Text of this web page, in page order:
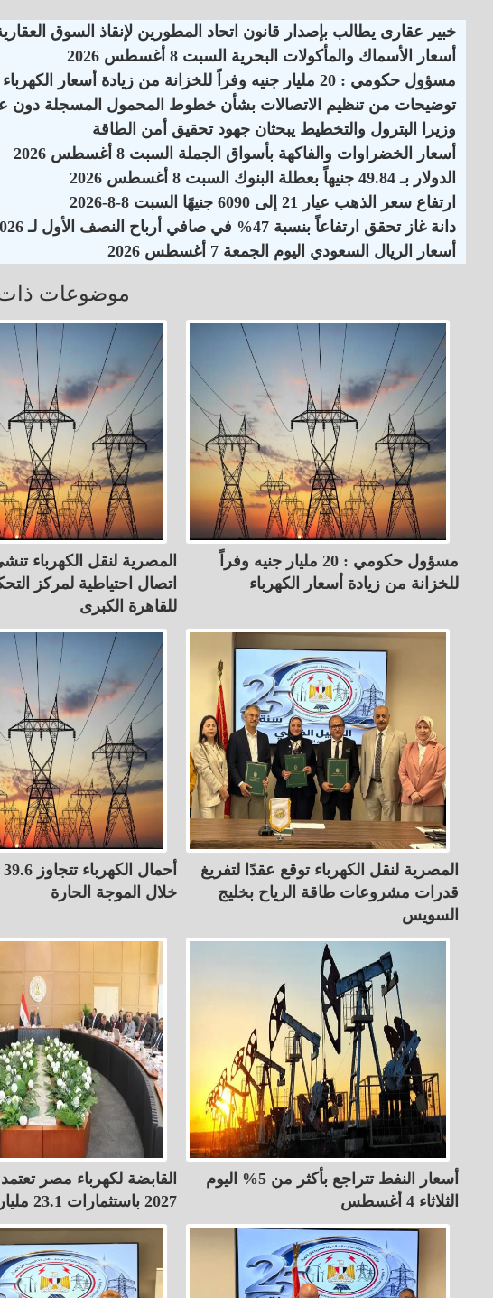
خبير عقارى يطالب بإصدار قانون اتحاد المطورين لإنقاذ السوق
أسعار الأسماك والمأكولات البحرية السبت 8 أغسطس 2026
مسؤول حكومي : 20 مليار جنيه وفراً للخزانة من زيادة أسعار الكهرباء
توضيحات من تنظيم الاتصالات بشأن خطوط المحمول المسجلة دون
وزيرا البترول والتخطيط يبحثان جهود تحقيق أمن الطاقة
أسعار الخضراوات والفاكهة بأسواق الجملة السبت 8 أغسطس 2026
الدولار بـ 49.84 جنيهاً بعطلة البنوك السبت 8 أغسطس 2026
ارتفاع سعر الذهب عيار 21 إلى 6090 جنيهًا السبت 8-8-2026
دانة غاز تحقق ارتفاعاً بنسبة 47% في صافي أرباح النصف الأول لـ 2026
أسعار الريال السعودي اليوم الجمعة 7 أغسطس 2026
موضوعات
مسؤول حكومي : 20 مليار جنيه وفراً
للخزانة من زيادة أسعار الكهرباء
المصرية لنقل الكهرباء
اتصال احتياطية لمركز
للقاهرة الكبرى
المصرية لنقل الكهرباء توقع عقدًا لتفريغ
قدرات مشروعات طاقة الرياح بخليج
السويس
خلال الموجة الحارة
أسعار النفط تتراجع بأكثر من 5% اليوم
الثلاثاء 4 أغسطس
2027 باستثمارات 23.1 مليار جنيه